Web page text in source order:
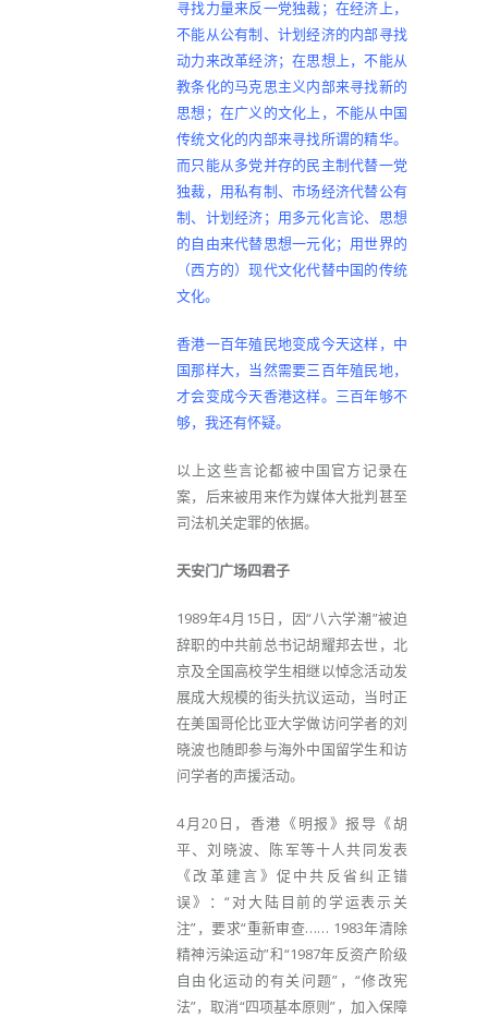
寻找力量来反一党独裁；在经济上，
不能从公有制、计划经济的内部寻找
动力来改革经济；在思想上，不能从
教条化的马克思主义内部来寻找新的
思想；在广义的文化上，不能从中国
传统文化的内部来寻找所谓的精华。
而只能从多党并存的民主制代替一党
独裁，用私有制、市场经济代替公有
制、计划经济；用多元化言论、思想
的自由来代替思想一元化；用世界的
（西方的）现代文化代替中国的传统
文化。
香港一百年殖民地变成今天这样，中
国那样大，当然需要三百年殖民地，
才会变成今天香港这样。三百年够不
够，我还有怀疑。
以上这些言论都被中国官方记录在
案，后来被用来作为媒体大批判甚至
司法机关定罪的依据。
天安门广场四君子
1989年4月15日，因“八六学潮”被迫
辞职的中共前总书记胡耀邦去世，北
京及全国高校学生相继以悼念活动发
展成大规模的街头抗议运动，当时正
在美国哥伦比亚大学做访问学者的刘
晓波也随即参与海外中国留学生和访
问学者的声援活动。
4月20日，香港《明报》报导《胡
平、刘晓波、陈军等十人共同发表
《改革建言》促中共反省纠正错
误》：“对大陆目前的学运表示关
注”，要求“重新审查…… 1983年清除
精神污染运动”和“1987年反资产阶级
自由化运动的有关问题”，“修改宪
法”，取消“四项基本原则”，加入保障